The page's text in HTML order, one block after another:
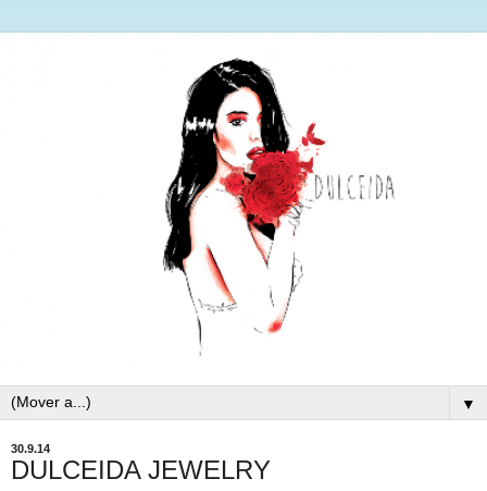
▼
30.9.14
DULCEIDA JEWELRY